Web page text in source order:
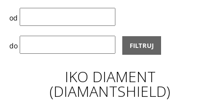
od
do FILTRUJ
IKO DIAMENT
(DIAMANTSHIELD)